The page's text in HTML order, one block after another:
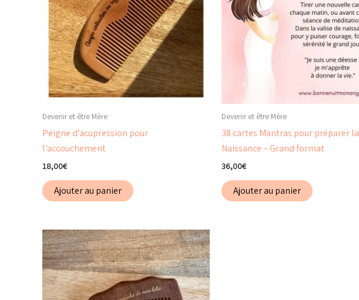
Devenir et être Mère
Peigne d’acupression pour
l’accouchement
18,00€
Ajouter au panier
Devenir et être Mère
38 cartes Mantras pour préparer la
Naissance – Grand format
36,00€
Ajouter au panier